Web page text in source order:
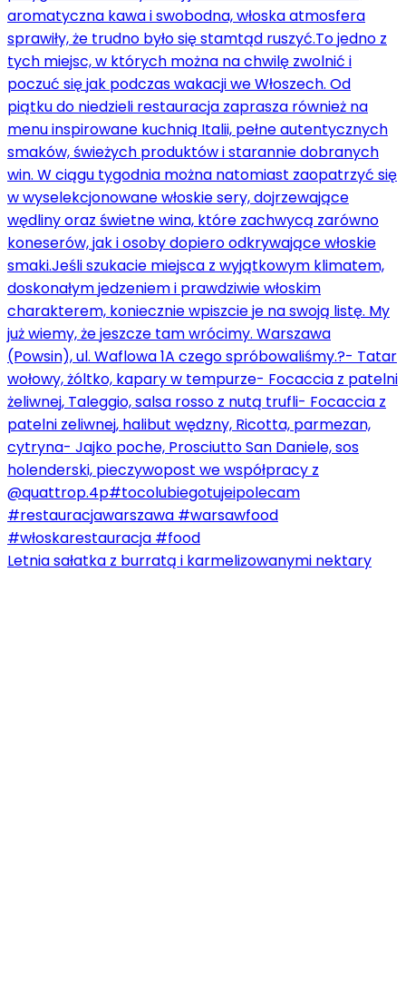
Letnia sałatka z burratą i karmelizowanymi nektary